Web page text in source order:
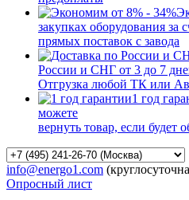
закупках оборудования за
прямых поставок с завода
России и СНГ от 3 до 7
Отгрузка любой ТК или
1 год
можете
вернуть товар, если будет
info@energo1.com
Опросный лист